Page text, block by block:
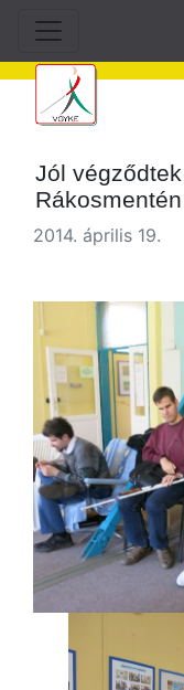
Jól
Rákosmentén
2014. április 19.